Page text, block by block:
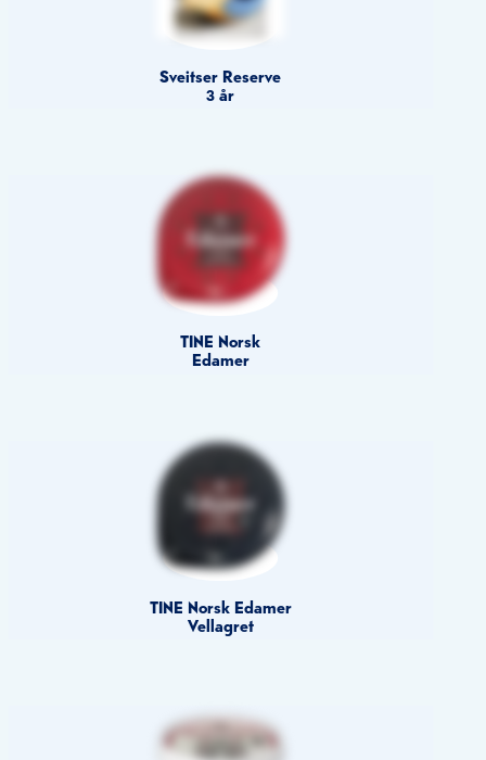
Sveitser Reserve
3 år
TINE Norsk
Edamer
TINE Norsk Edamer
Vellagret